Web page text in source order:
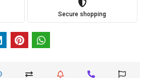
Secure shopping